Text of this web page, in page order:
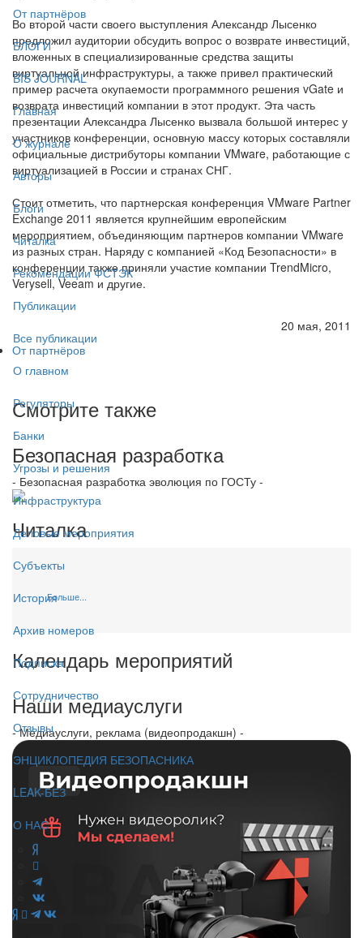
От партнёров
БЛОГИ
BIS JOURNAL
Главная
О журнале
Авторы
Блоги
Читалка
Рекомендации ФСТЭК
Публикации
Все публикации
О главном
Регуляторы
Банки
Угрозы и решения
Инфраструктура
Деловые мероприятия
Субъекты
История
Архив номеров
Подписка
Сотрудничество
Отзывы
ЭНЦИКЛОПЕДИЯ БЕЗОПАСНИКА
LEAK-БЕЗ
О НАС
Во второй части своего выступления Александр Лысенко
предложил аудитории обсудить вопрос о возврате инвестиций,
вложенных в специализированные средства защиты
виртуальной инфраструктуры, а также привел практический
пример расчета окупаемости программного решения vGate и
возврата инвестиций компании в этот продукт. Эта часть
презентации Александра Лысенко вызвала большой интерес у
участников конференции, основную массу которых составляли
официальные дистрибуторы компании VMware, работающие с
виртуализацией в России и странах СНГ.
Стоит отметить, что партнерская конференция VMware Partner
Exchange 2011 является крупнейшим европейским
мероприятием, объединяющим партнеров компании VMware
из разных стран. Наряду с компанией «Код Безопасности» в
конференции также приняли участие компании TrendMicro,
Verysell, Veeam и другие.
20 мая, 2011
От партнёров
Смотрите также
Безопасная разработка
- Безопасная разработка эволюция по ГОСТу -
Читалка
Больше...
Календарь мероприятий
Наши медиауслуги
- Медиауслуги, реклама (видеопродакшн) -